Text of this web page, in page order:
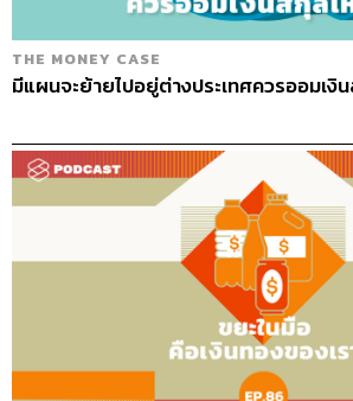
THE MONEY CASE
มีแผนจะย้ายไปอยู่ต่างประเทศควรออมเงิ